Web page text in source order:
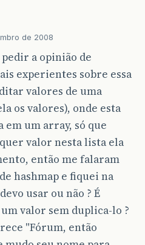
de 2008
a opinião de
experientes sobre essa
valores de uma
os valores), onde esta
em um array, só que
valor nesta lista ela
então me falaram
hashmap e fiquei na
usar ou não ? É
valor sem duplica-lo ?
"Fórum, então